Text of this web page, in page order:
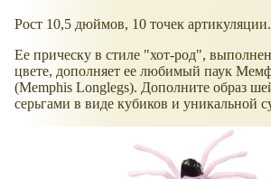
Рост 10,5 дюймов, 10 точек артикуляции.
Ее прическу в стиле "хот-род",
цвете, дополняет ее любимый паук
(Memphis Longlegs). Дополните образ
серьгами в виде кубиков и уникальной